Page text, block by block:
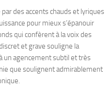
des accents chauds et lyriques
pour mieux s’épanouir
qui confèrent à la voix des
et grave souligne la
un agencement subtil et très
que soulignent admirablement